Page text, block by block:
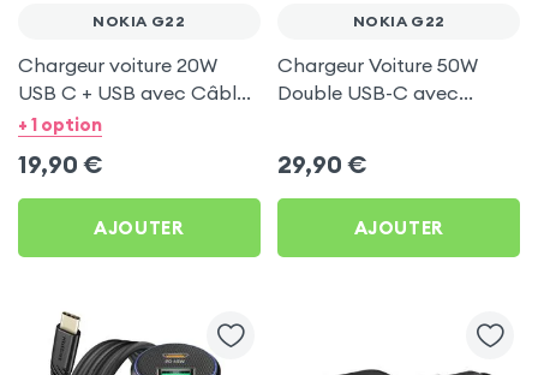
NOKIA G22
Chargeur voiture 20W
USB C + USB avec Câble
type C Swissten pour
+ 1 option
19,90 €
AJOUTER
NOKIA G22
Chargeur Voiture 50W
Double USB-C avec
29,90 €
AJOUTER